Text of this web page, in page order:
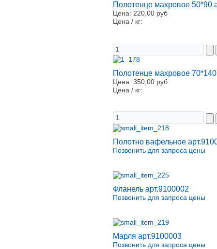
Полотенце махровое 50*90
Цена: 220,00 руб
Цена / кг:
Полотенце махровое
Цена: 350,00 руб
Цена / кг:
Полотно вафельное
Позвонить для запроса цены
Фланель арт.9100002
Позвонить для запроса цены
Марля арт.9100003
Позвонить для запроса цены